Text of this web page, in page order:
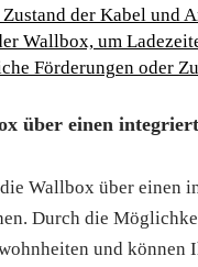
der Kabel und
Wallbox, um
Förderungen oder
über einen
Wallbox über einen
Durch die
und